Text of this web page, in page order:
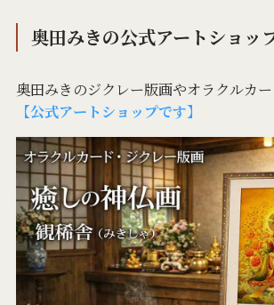
奥田みきの公式アートショッ
奥田みきのジクレー版画やオラクルカ
【公式アートショップです】